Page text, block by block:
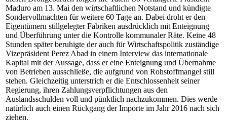
Maduro am 13. Mai den wirtschaftlichen Notstand und kündigte
Sondervollmachten für weitere 60 Tage an. Dabei droht er den
Eigentümern stillgelegter Fabriken ausdrücklich mit Enteignung
und Überführung unter die Kontrolle kommunaler Räte. Keine 48
Stunden später beruhigte der auch für Wirtschaftspolitik zuständige
Vizepräsident Perez Abad in einem Interview das internationale
Kapital mit der Aussage, dass er eine Enteignung und Übernahme
von Betrieben ausschließe, die aufgrund von Rohstoffmangel still
stehen. Gleichzeitig unterstrich er die Entschlossenheit seiner
Regierung, ihren Zahlungsverpflichtungen aus den
Auslandsschulden voll und pünktlich nachzukommen. Dies werde
natürlich auch einen Rückgang der Importe im Jahr 2016 nach sich
ziehen.